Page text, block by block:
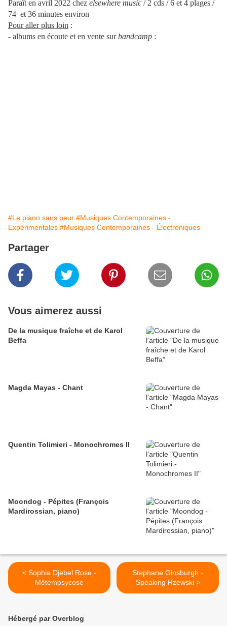
Paraît en avril 2022 chez elsewhere music / 2 cds / 6 et 4 plages /
74 et 36 minutes environ
Pour aller plus loin :
- albums en écoute et en vente surbandcamp :
#Le piano sans peur #Musiques Contemporaines -
Expérimentales #Musiques Contemporaines - Électroniques
Partager
Vous aimerez aussi
De la musique fraîche et de Karol
Beffa
Magda Mayas - Chant
Quentin Tolimieri - Monochromes II
Moondog - Pépites (François
Mardirossian, piano)
< Sophia Djebel Rose -
Métempsycose
Stephane Ginsburgh -
Speaking Rzewski >
Hébergé par Overblog